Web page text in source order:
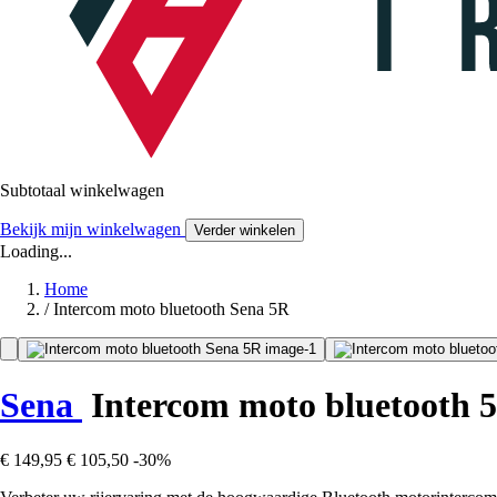
Subtotaal winkelwagen
Bekijk mijn winkelwagen Verder winkelen
Loading...
Home
/ Intercom moto bluetooth Sena 5R
Sena Intercom moto bluetooth
€ 149,95 € 105,50 -30%